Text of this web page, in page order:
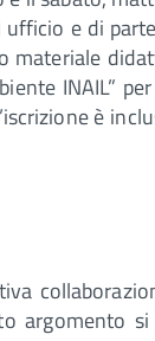
e di
materiale
INAIL”
è
argomento